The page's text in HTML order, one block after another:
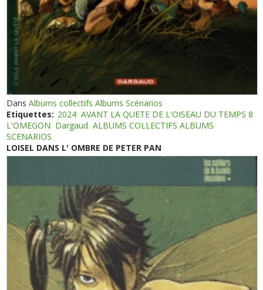
DansAlbums collectifs Albums Scénarios
Etiquettes: 2024 AVANT LA QUETE DE L'OISEAU DU TEMPS 8
L'OMEGON Dargaud ALBUMS COLLECTIFS ALBUMS
SCENARIOS
LOISEL DANS L' OMBRE DE PETER PAN